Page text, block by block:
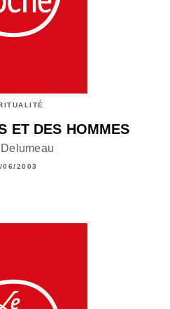
ET DES HOMMES
06/2003